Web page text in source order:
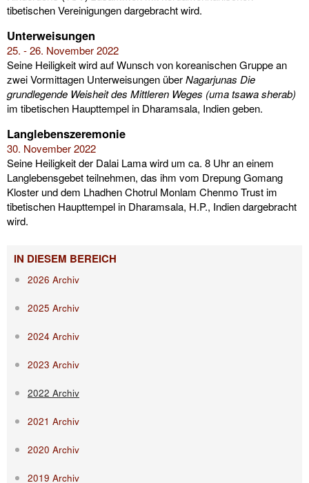
tibetischen Vereinigungen dargebracht wird.
Unterweisungen
25. - 26. November 2022
Seine Heiligkeit wird auf Wunsch von koreanischen Gruppe an
zwei Vormittagen Unterweisungen überNagarjunas Die
grundlegende Weisheit des Mittleren Weges (uma tsawa sherab)
im tibetischen Haupttempel in Dharamsala, Indien geben.
Langlebenszeremonie
30. November 2022
Seine Heiligkeit der Dalai Lama wird um ca. 8 Uhr an einem
Langlebensgebet teilnehmen, das ihm vom Drepung Gomang
Kloster und dem Lhadhen Chotrul Monlam Chenmo Trust im
tibetischen Haupttempel in Dharamsala, H.P., Indien dargebracht
wird.
IN DIESEM BEREICH
2026 Archiv
2025 Archiv
2024 Archiv
2023 Archiv
2022 Archiv
2021 Archiv
2020 Archiv
2019 Archiv